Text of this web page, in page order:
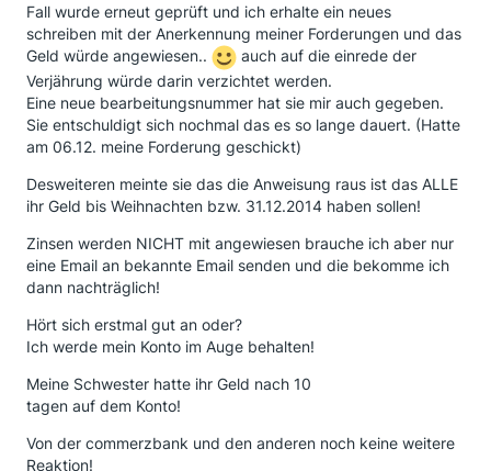
Fall wurde erneut geprüft und ich erhalte ein neues
schreiben mit der Anerkennung meiner Forderungen und das
Geld würde angewiesen..
auch auf die einrede der
Verjährung würde darin verzichtet werden.
Eine neue bearbeitungsnummer hat sie mir auch gegeben.
Sie entschuldigt sich nochmal das es so lange dauert. (Hatte
am 06.12. meine Forderung geschickt)
Desweiteren meinte sie das die Anweisung raus ist das ALLE
ihr Geld bis Weihnachten bzw. 31.12.2014 haben sollen!
Zinsen werden NICHT mit angewiesen brauche ich aber nur
eine Email an bekannte Email senden und die bekomme ich
dann nachträglich!
Hört sich erstmal gut an oder?
Ich werde mein Konto im Auge behalten!
Meine Schwester hatte ihr Geld nach 10
tagen auf dem Konto!
Von der commerzbank und den anderen noch keine weitere
Reaktion!